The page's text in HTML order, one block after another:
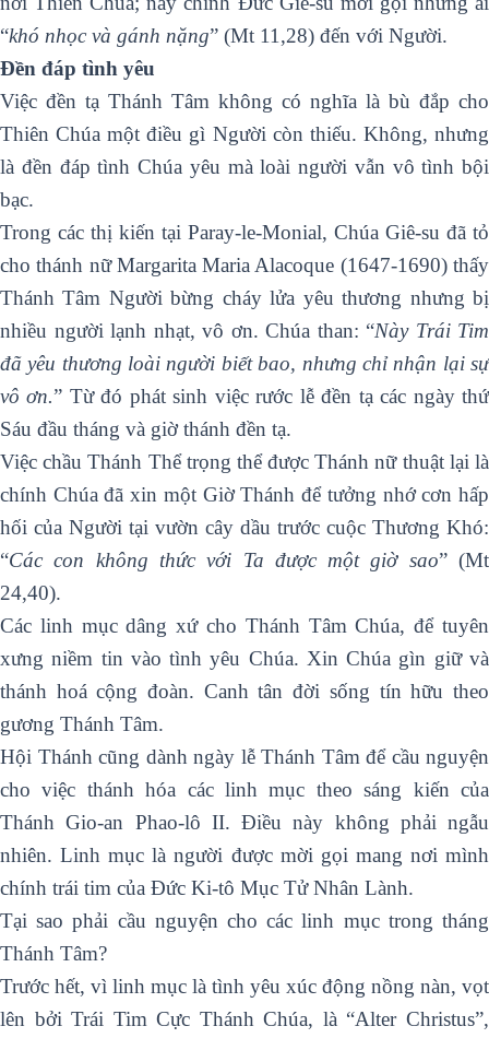
“khó nhọc và gánh nặng” (Mt 11,28) đến với Người.
Đền đáp tình yêu
Việc đền tạ Thánh Tâm không có nghĩa là bù đắp cho
Thiên Chúa một điều gì Người còn thiếu. Không, nhưng
là đền đáp tình Chúa yêu mà loài người vẫn vô tình bội
bạc.
Trong các thị kiến tại Paray-le-Monial, Chúa Giê-su đã tỏ
cho thánh nữ Margarita Maria Alacoque (1647-1690) thấy
Thánh Tâm Người bừng cháy lửa yêu thương nhưng bị
nhiều người lạnh nhạt, vô ơn. Chúa than: “Này Trái Tim
đã yêu thương loài người biết bao, nhưng chỉ nhận lại sự
vô ơn.” Từ đó phát sinh việc rước lễ đền tạ các ngày thứ
Sáu đầu tháng và giờ thánh đền tạ.
Việc chầu Thánh Thể trọng thể được Thánh nữ thuật lại là
chính Chúa đã xin một Giờ Thánh để tưởng nhớ cơn hấp
hối của Người tại vườn cây dầu trước cuộc Thương Khó:
“Các con không thức với Ta được một giờ sao” (Mt
24,40).
Các linh mục dâng xứ cho Thánh Tâm Chúa, để tuyên
xưng niềm tin vào tình yêu Chúa. Xin Chúa gìn giữ và
thánh hoá cộng đoàn. Canh tân đời sống tín hữu theo
gương Thánh Tâm.
Hội Thánh cũng dành ngày lễ Thánh Tâm để cầu nguyện
cho việc thánh hóa các linh mục theo sáng kiến của
Thánh Gio-an Phao-lô II. Điều này không phải ngẫu
nhiên. Linh mục là người được mời gọi mang nơi mình
chính trái tim của Đức Ki-tô Mục Tử Nhân Lành.
Tại sao phải cầu nguyện cho các linh mục trong tháng
Thánh Tâm?
Trước hết, vì linh mục là tình yêu xúc động nồng nàn, vọt
lên bởi Trái Tim Cực Thánh Chúa, là “Alter Christus”,